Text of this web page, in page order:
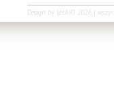
Design by LetART 2026 |